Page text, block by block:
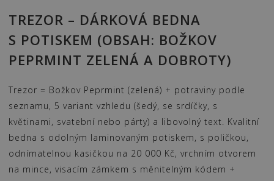
TREZOR – DÁRKOVÁ BEDNA
S POTISKEM (OBSAH: BOŽKOV
PEPRMINT ZELENÁ A DOBROTY)
Trezor = Božkov Peprmint (zelená) + potraviny podle
seznamu, 5 variant vzhledu (šedý, se srdíčky, s
květinami, svatební nebo párty) a libovolný text. Kvalitní
bedna s odolným laminovaným potiskem, s poličkou,
odnímatelnou kasičkou na 20 000 Kč, vrchním otvorem
na mince, visacím zámkem s měnitelným kódem +